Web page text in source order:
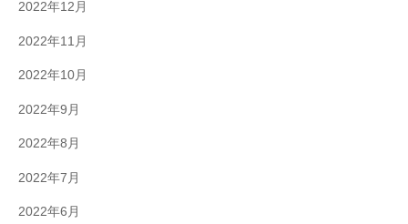
2022年12月
2022年11月
2022年10月
2022年9月
2022年8月
2022年7月
2022年6月